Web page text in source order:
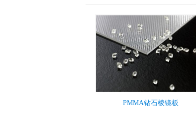
PMMA钻石棱镜板